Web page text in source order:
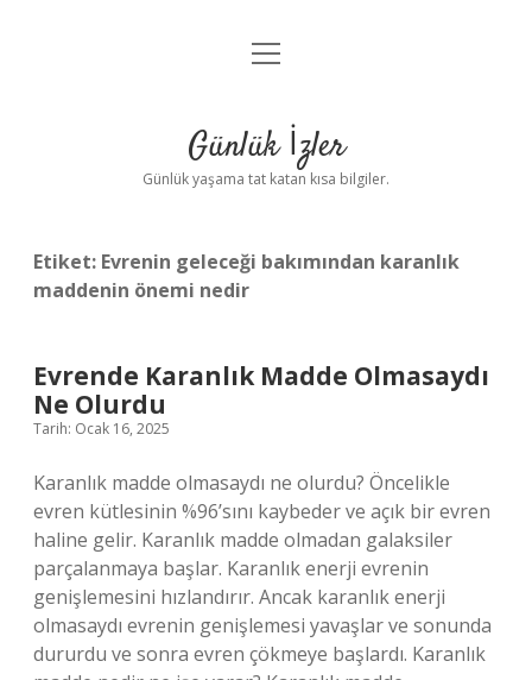
Anasayfa
Yasal Uyarı
menüyü
Günlük İzler
Günlük yaşama tat katan kısa bilgiler.
Etiket: Evrenin geleceği bakımından karanlık
maddenin önemi nedir
Evrende Karanlık Madde Olmasaydı
Ne Olurdu
Tarih: Ocak 16, 2025
Karanlık madde olmasaydı ne olurdu? Öncelikle
evren kütlesinin %96’sını kaybeder ve açık bir evren
haline gelir. Karanlık madde olmadan galaksiler
parçalanmaya başlar. Karanlık enerji evrenin
genişlemesini hızlandırır. Ancak karanlık enerji
olmasaydı evrenin genişlemesi yavaşlar ve sonunda
dururdu ve sonra evren çökmeye başlardı. Karanlık